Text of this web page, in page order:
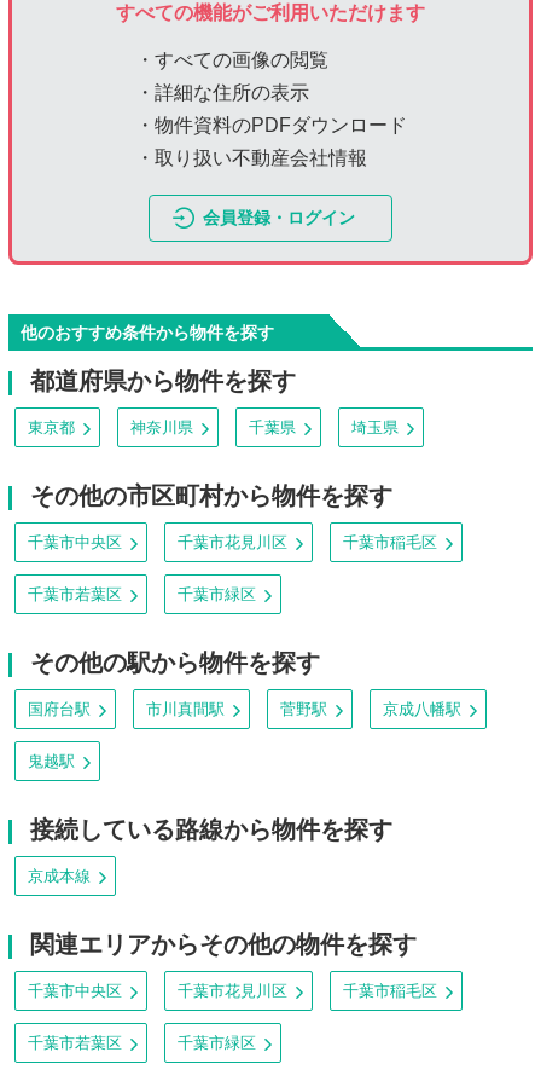
すべての機能がご利用いただけます
・すべての画像の閲覧
・詳細な住所の表示
・物件資料のPDFダウンロード
・取り扱い不動産会社情報
会員登録・ログイン
他のおすすめ条件から物件を探す
都道府県から物件を探す
東京都 神奈川県 千葉県 埼玉県
その他の市区町村から物件を探す
千葉市中央区 千葉市花見川区 千葉市稲毛区
千葉市若葉区 千葉市緑区
その他の駅から物件を探す
国府台駅 市川真間駅 菅野駅 京成八幡駅
鬼越駅
接続している路線から物件を探す
京成本線
関連エリアからその他の物件を探す
千葉市中央区 千葉市花見川区 千葉市稲毛区
千葉市若葉区 千葉市緑区